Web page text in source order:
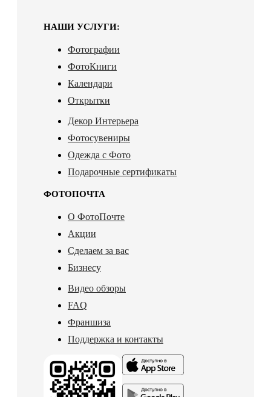
НАШИ УСЛУГИ:
Фотографии
ФотоКниги
Календари
Открытки
Декор Интерьера
Фотосувениры
Одежда с Фото
Подарочные сертификаты
ФОТОПОЧТА
О ФотоПочте
Акции
Сделаем за вас
Бизнесу
Видео обзоры
FAQ
Франшиза
Поддержка и контакты